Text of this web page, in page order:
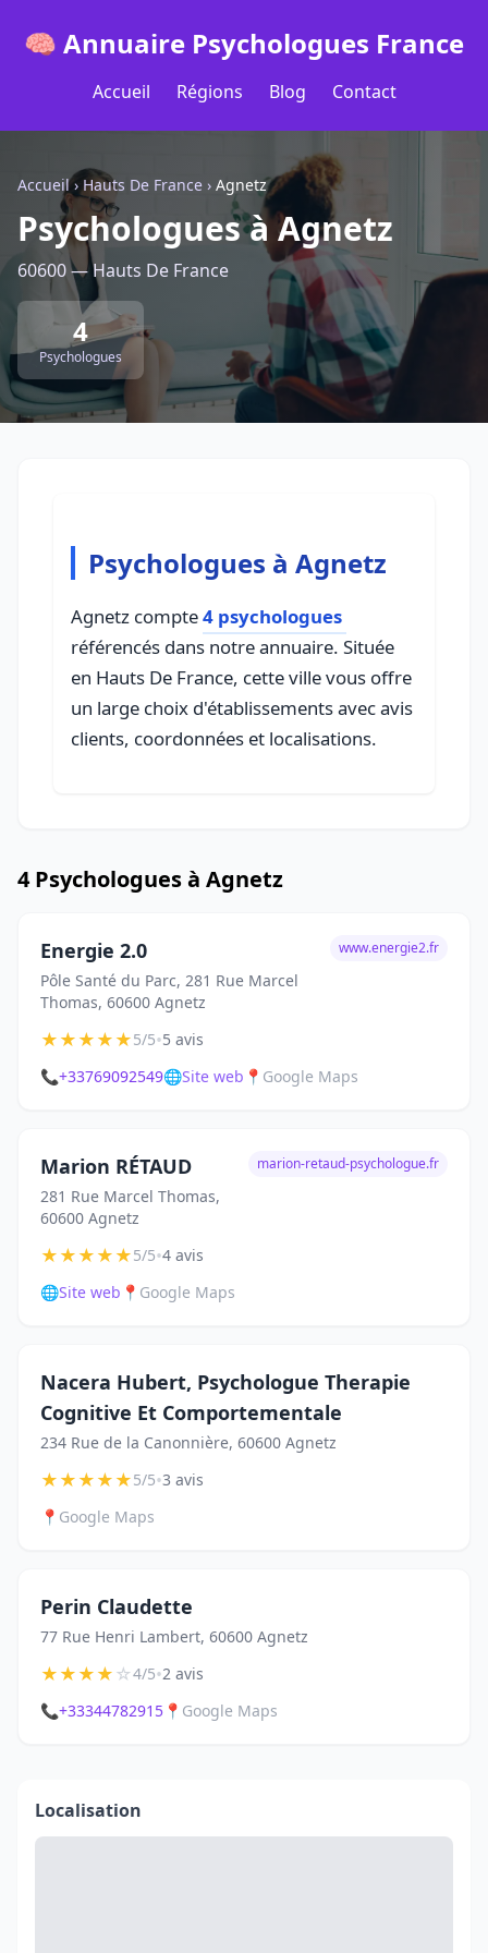
🧠 Annuaire Psychologues France
Accueil Régions Blog Contact
Accueil› Hauts De France › Agnetz
Psychologues à Agnetz
60600 — Hauts De France
4
Psychologues
Psychologues à Agnetz
Agnetz compte4 psychologues
référencés dans notre annuaire. Située
en Hauts De France, cette ville vous offre
un large choix d'établissements avec avis
clients, coordonnées et localisations.
4 Psychologues à Agnetz
Energie 2.0
Pôle Santé du Parc, 281 Rue Marcel
Thomas, 60600 Agnetz
www.energie2.fr
★★★★★5/5•5 avis
📞+33769092549🌐Site web 📍 Google Maps
Marion RÉTAUD
281 Rue Marcel Thomas,
60600 Agnetz
marion-retaud-psychologue.fr
★★★★★5/5•4 avis
🌐Site web 📍 Google Maps
Nacera Hubert, Psychologue Therapie
Cognitive Et Comportementale
234 Rue de la Canonnière, 60600 Agnetz
★★★★★5/5•3 avis
📍 Google Maps
Perin Claudette
77 Rue Henri Lambert, 60600 Agnetz
★★★★☆4/5•2 avis
📞+33344782915 📍 Google Maps
Localisation